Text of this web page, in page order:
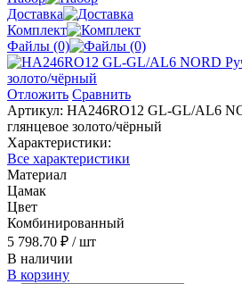
Доставка
Комплект
Файлы (0)
Отложить Сравнить
Артикул: HA246RO12 GL-GL/AL6
глянцевое золото/чёрный
Характеристики:
Все характеристики
Материал
Цамак
Цвет
Комбинированный
5 798.70 ₽ / шт
В наличии
В корзину